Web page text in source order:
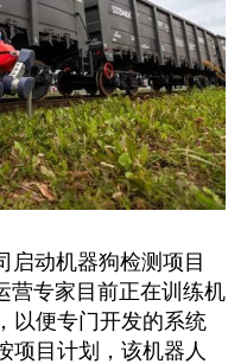
启动机器狗检测项目
营专家目前正在训练机
以便专门开发的系统
项目计划，该机器人